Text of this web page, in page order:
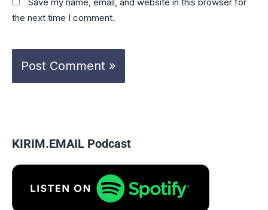
Save my name, email, and website in this browser for
the next time I comment.
KIRIM.EMAIL Podcast